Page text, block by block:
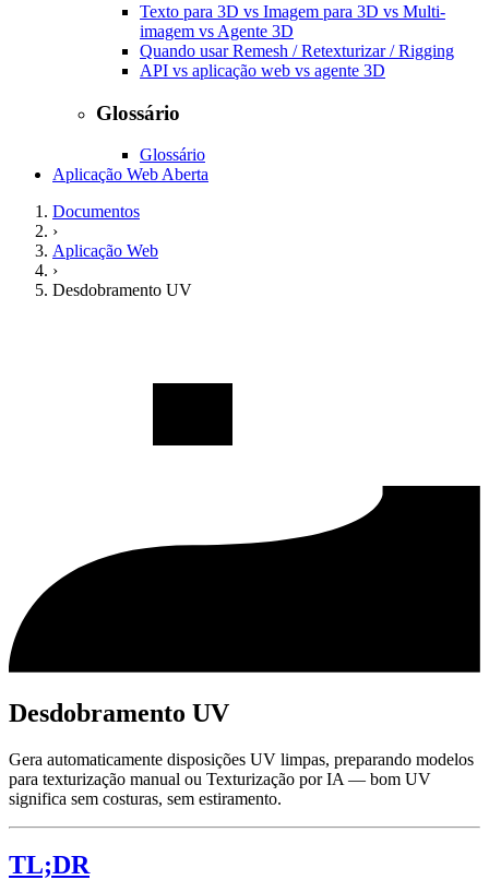
Texto para 3D vs Imagem para 3D vs Multi-
imagem vs Agente 3D
Quando usar Remesh / Retexturizar / Rigging
API vs aplicação web vs agente 3D
Glossário
Glossário
Aplicação Web Aberta
Documentos
›
Aplicação Web
›
Desdobramento UV
Desdobramento UV
Gera automaticamente disposições UV limpas, preparando modelos
para texturização manual ou Texturização por IA — bom UV
significa sem costuras, sem estiramento.
TL;DR